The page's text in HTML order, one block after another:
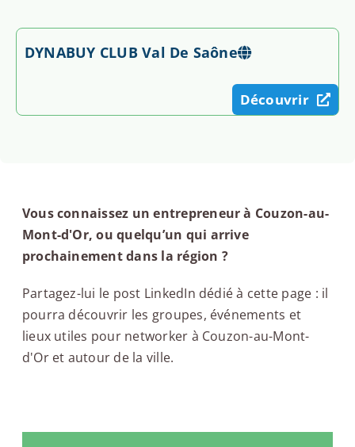
DYNABUY CLUB Val De Saône
Découvrir
Vous connaissez un entrepreneur à Couzon-au-
Mont-d'Or, ou quelqu’un qui arrive
prochainement dans la région ?
Partagez-lui le post LinkedIn dédié à cette page : il
pourra découvrir les groupes, événements et
lieux utiles pour networker à Couzon-au-Mont-
d'Or et autour de la ville.